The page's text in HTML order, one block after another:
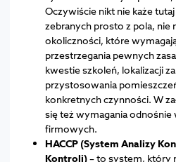
Oczywiście nikt nie każe
zebranych prosto z pola, nie
okoliczności, które
przestrzegania pewnych
kwestie szkoleń, lokalizacji
przystosowania
konkretnych czynności. W
się też wymagania
firmowych.
HACCP (System Analizy
Kontroli)– to system, który